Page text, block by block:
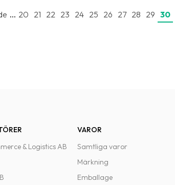
... 20 21 22 23 24 25 26 27 28 29 30
& Logistics AB
VAROR
Samtliga varor
Märkning
Emballage